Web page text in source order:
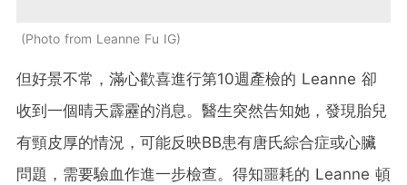
Photo from Leanne Fu IG
但好景不常，滿心歡喜進行第10週產檢的 Leanne 卻
收到一個晴天霹靂的消息。醫生突然告知她，發現胎兒
有頸皮厚的情況，可能反映BB患有唐氏綜合症或心臟
問題，需要驗血作進一步檢查。得知噩耗的 Leanne 頓